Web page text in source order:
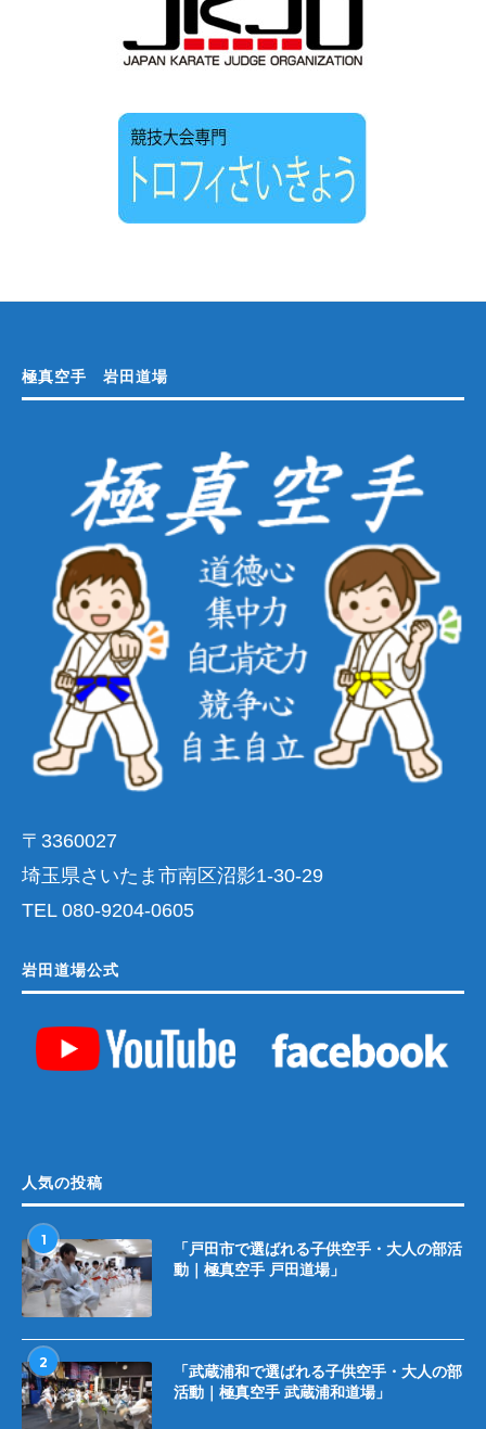
極真空手 岩田道場
〒3360027
埼玉県さいたま市南区沼影1-30-29
TEL 080-9204-0605
岩田道場公式
人気の投稿
1
「戸田市で選ばれる子供空手・大人の部活
動｜極真空手 戸田道場」
2
「武蔵浦和で選ばれる子供空手・大人の部
活動｜極真空手 武蔵浦和道場」